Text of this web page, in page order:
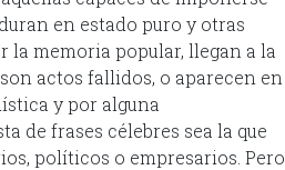
en estado puro y otras
la memoria popular, llegan a la
actos fallidos, o aparecen en
y por alguna
de frases célebres sea la que
políticos o empresarios. Pero